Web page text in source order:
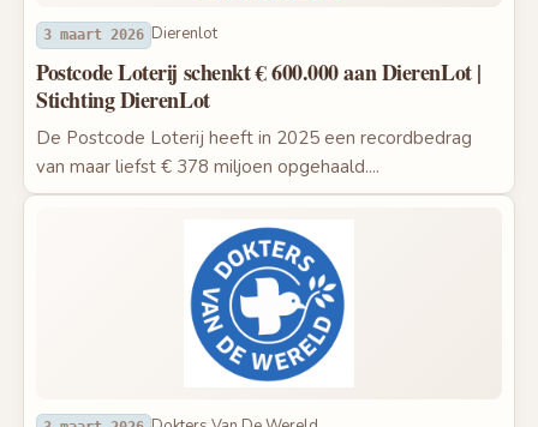
3 maart 2026 Dierenlot
Postcode Loterij schenkt € 600.000 aan DierenLot |
Stichting DierenLot
De Postcode Loterij heeft in 2025 een recordbedrag
van maar liefst € 378 miljoen opgehaald....